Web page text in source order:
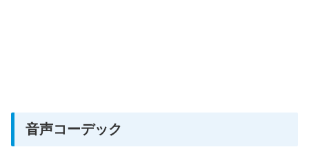
音声コーデック